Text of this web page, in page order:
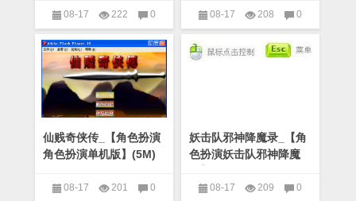
08-17 222
0
08-17 208
0
仙贱奇侠传_【角色扮演
角色扮演单机版】(5M)
08-17 201
0
妖击队邪神降魔录_【角
色扮演妖击队邪神降魔
08-17 209
0